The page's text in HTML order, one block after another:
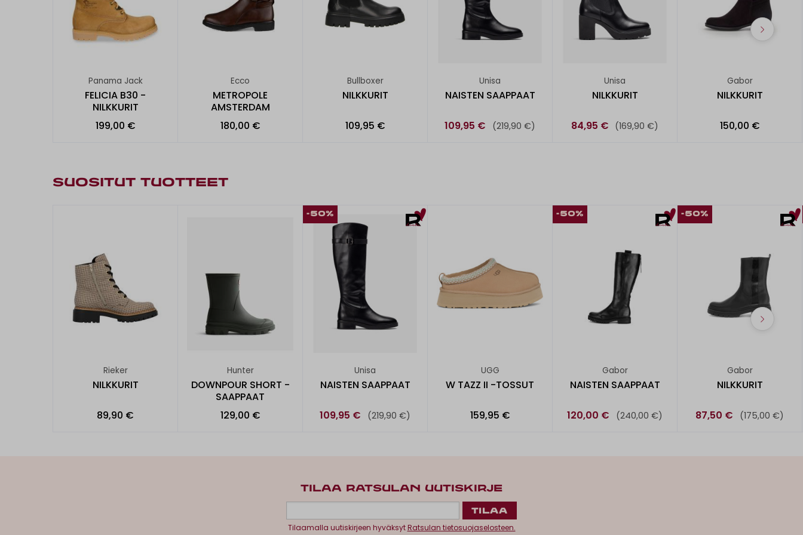
Panama Jack
FELICIA B30 -
NILKKURIT
199,00 €
Ecco
METROPOLE
AMSTERDAM
180,00 €
Bullboxer
NILKKURIT
109,95 €
Unisa
NAISTEN SAAPPAAT
109,95 € (219,90 €)
Unisa
NILKKURIT
84,95 € (169,90 €)
Gabor
NILKKURIT
150,00 €
SUOSITUT TUOTTEET
Rieker
NILKKURIT
89,90 €
Hunter
DOWNPOUR SHORT -
SAAPPAAT
129,00 €
-50%
Unisa
NAISTEN SAAPPAAT
109,95 € (219,90 €)
UGG
W TAZZ II -TOSSUT
159,95 €
-50%
Gabor
NAISTEN SAAPPAAT
120,00 € (240,00 €)
-50%
Gabor
NILKKURIT
87,50 € (175,00 €)
TILAA RATSULAN UUTISKIRJE
Tilaamalla uutiskirjeen hyväksytRatsulan tietosuojaselosteen.